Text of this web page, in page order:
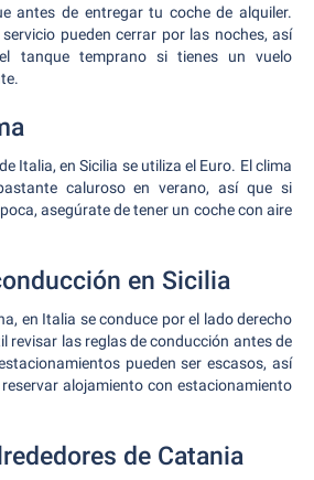
antes de entregar tu coche de alquiler.
pueden cerrar por las noches, así
tanque temprano si tienes un vuelo
Italia, en Sicilia se utiliza el Euro. El clima
caluroso en verano, así que si
asegúrate de tener un coche con aire
en Sicilia
en Italia se conduce por el lado derecho
revisar las reglas de conducción antes de
pueden ser escasos, así
alojamiento con estacionamiento
de Catania